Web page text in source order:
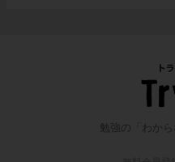
勉強の「わか